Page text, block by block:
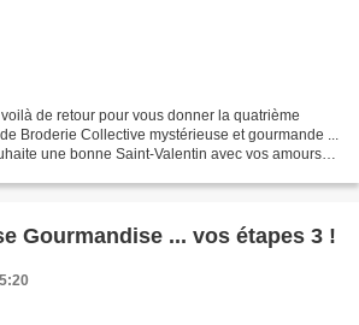
de retour pour vous donner la quatrième
Broderie Collective mystérieuse et gourmande ...
une bonne Saint-Valentin avec vos amours
Gourmandise ... vos étapes 3 !